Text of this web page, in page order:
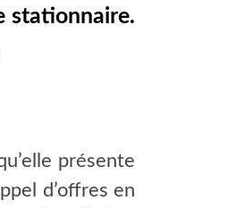
stationnaire.
présente
d’offres en